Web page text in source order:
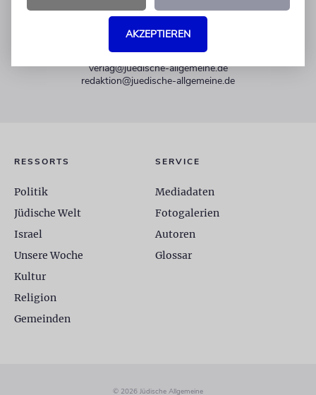
+49 30 275833 0
Mo-Do 9-17 Uhr
verlag@juedische-allgemeine.de
redaktion@juedische-allgemeine.de
RESSORTS
Politik
Jüdische Welt
Israel
Unsere Woche
Kultur
Religion
Gemeinden
SERVICE
Mediadaten
Fotogalerien
Autoren
Glossar
© 2026 Jüdische Allgemeine
AKZEPTIEREN